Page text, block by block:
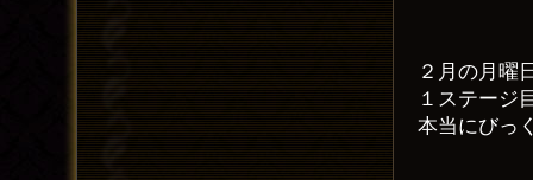
２月の月曜
１ステージ
本当にびっ